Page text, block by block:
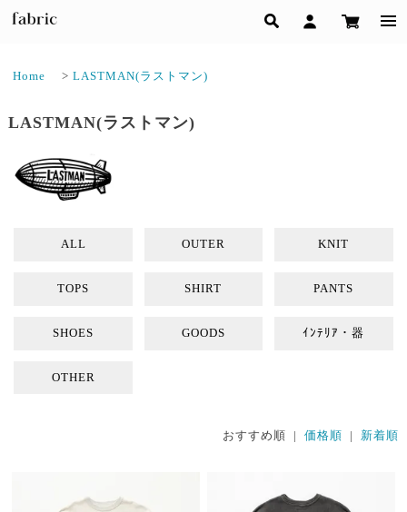
Home > LASTMAN(ラストマン)
LASTMAN(ラストマン)
ALL OUTER KNIT
TOPS SHIRT PANTS
SHOES GOODS ｲﾝﾃﾘｱ・器
OTHER
おすすめ順 |価格順 | 新着順